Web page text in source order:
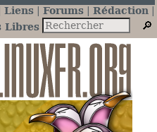
Liens Forums
Rédaction
Libres